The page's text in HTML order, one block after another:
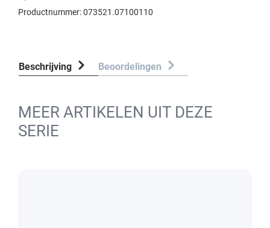
Productnummer:073521.07100110
Beschrijving Beoordelingen
MEER ARTIKELEN UIT DEZE
SERIE